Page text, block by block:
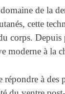
de la
cette
corps. Depuis
moderne à la
répondre à